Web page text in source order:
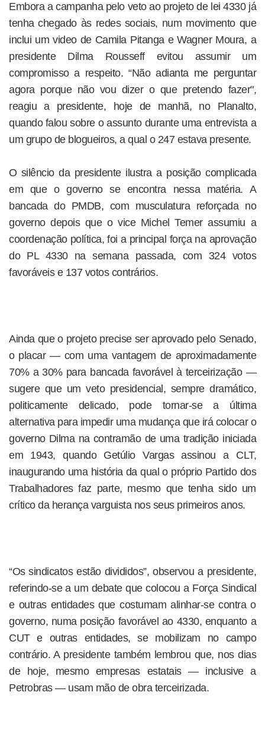
Embora a campanha pelo veto ao projeto de lei 4330 já
tenha chegado às redes sociais, num movimento que
inclui um video de Camila Pitanga e Wagner Moura, a
presidente Dilma Rousseff evitou assumir um
compromisso a respeito. “Não adianta me perguntar
agora porque não vou dizer o que pretendo fazer",
reagiu a presidente, hoje de manhã, no Planalto,
quando falou sobre o assunto durante uma entrevista a
um grupo de blogueiros, a qual o 247 estava presente.
O silêncio da presidente ilustra a posição complicada
em que o governo se encontra nessa matéria. A
bancada do PMDB, com musculatura reforçada no
governo depois que o vice Michel Temer assumiu a
coordenação política, foi a principal força na aprovação
do PL 4330 na semana passada, com 324 votos
favoráveis e 137 votos contrários.
Ainda que o projeto precise ser aprovado pelo Senado,
o placar — com uma vantagem de aproximadamente
70% a 30% para bancada favorável à terceirização —
sugere que um veto presidencial, sempre dramático,
politicamente delicado, pode tornar-se a última
alternativa para impedir uma mudança que irá colocar o
governo Dilma na contramão de uma tradição iniciada
em 1943, quando Getúlio Vargas assinou a CLT,
inaugurando uma história da qual o próprio Partido dos
Trabalhadores faz parte, mesmo que tenha sido um
crítico da herança varguista nos seus primeiros anos.
“Os sindicatos estão divididos”, observou a presidente,
referindo-se a um debate que colocou a Força Sindical
e outras entidades que costumam alinhar-se contra o
governo, numa posição favorável ao 4330, enquanto a
CUT e outras entidades, se mobilizam no campo
contrário. A presidente também lembrou que, nos dias
de hoje, mesmo empresas estatais — inclusive a
Petrobras — usam mão de obra terceirizada.